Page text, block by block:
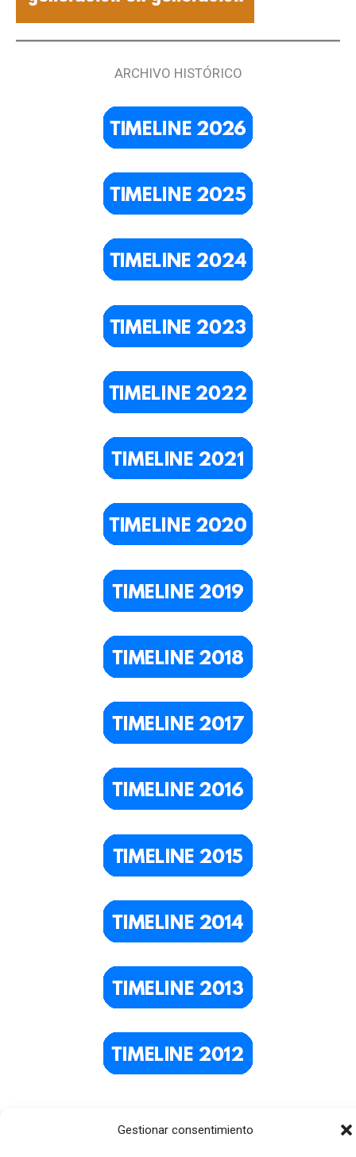
Gestionar consentimiento
ARCHIVO HISTÓRICO